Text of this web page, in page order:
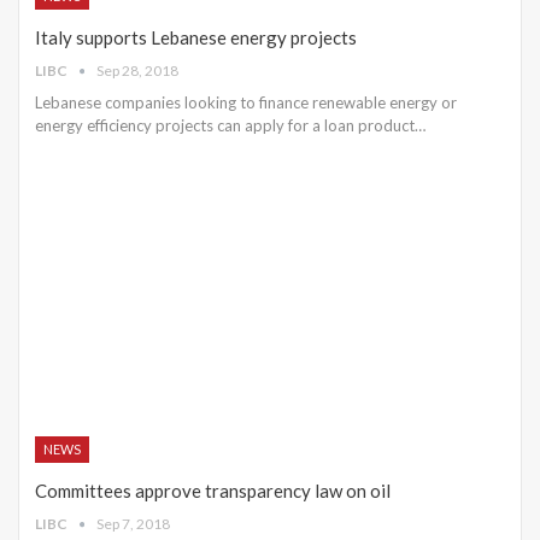
Italy supports Lebanese energy projects
LIBC Sep 28, 2018
Lebanese companies looking to finance renewable energy or
energy efficiency projects can apply for a loan product…
NEWS
Committees approve transparency law on oil
LIBC Sep 7, 2018